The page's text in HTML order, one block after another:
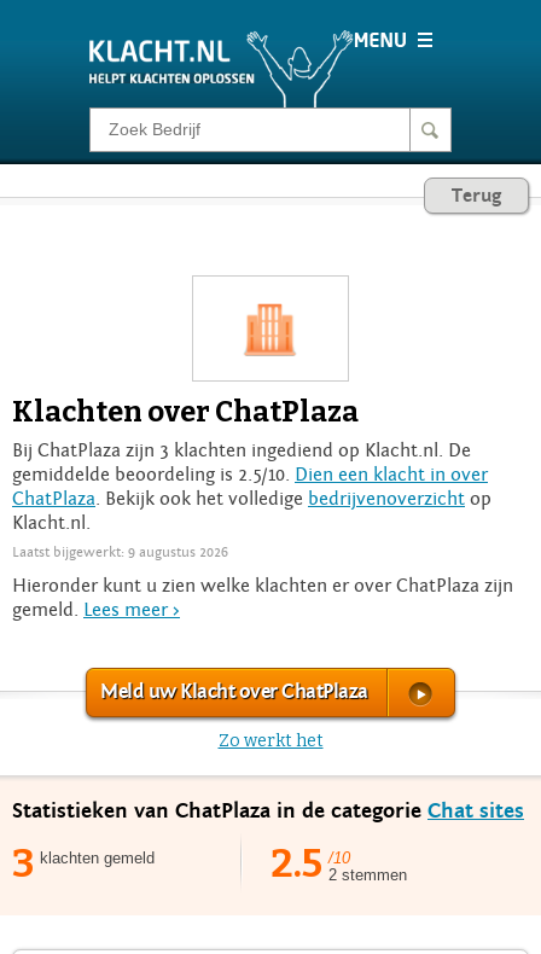
Klacht melden
Login
Terug
Klachten over ChatPlaza
Bij ChatPlaza zijn 3 klachten ingediend op Klacht.nl. De
gemiddelde beoordeling is 2.5/10. Dien een klacht in over
ChatPlaza . Bekijk ook het volledige bedrijvenoverzicht op
Klacht.nl.
Laatst bijgewerkt: 9 augustus 2026
Hieronder kunt u zien welke klachten er over ChatPlaza zijn
gemeld. Lees meer >
Meld uw Klacht over ChatPlaza
Zo werkt het
Statistieken van ChatPlaza in de categorie Chat sites
3 klachten gemeld 2.5 /10
2 stemmen